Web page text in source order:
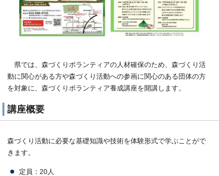
県では、森づくりボランティアの人材確保のため、森づくり活
動に関心がある方や森づくり活動への参画に関心のある団体の方
を対象に、森づくりボランティア養成講座を開講します。
講座概要
森づくり活動に必要な基礎知識や技術を体験形式で学ぶことがで
きます。
定員：20人